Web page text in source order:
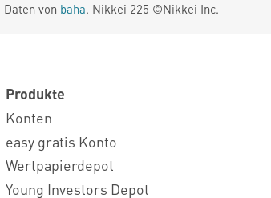
von baha. Nikkei 225 ©Nikkei Inc.
Produkte
Konten
easy gratis Konto
Wertpapierdepot
Young Investors Depot